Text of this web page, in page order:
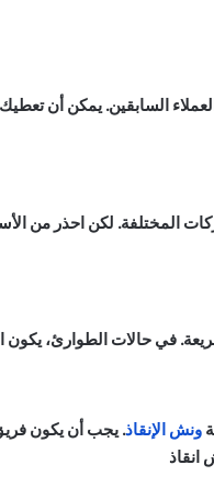
السابقين. يمكن أن
المختلفة. لكن احذر من
في حالات الطوارئ،
ونش الإنقاذ. يجب أن يكون